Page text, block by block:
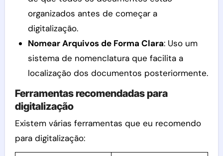
organizados antes de começar a
digitalização.
Nomear Arquivos de Forma Clara: Uso um
sistema de nomenclatura que facilita a
localização dos documentos posteriormente.
Ferramentas recomendadas para
digitalização
Existem várias ferramentas que eu recomendo
para digitalização: